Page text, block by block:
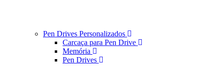
Pen Drives Personalizados
Carcaça para Pen Drive
Memória
Pen Drives